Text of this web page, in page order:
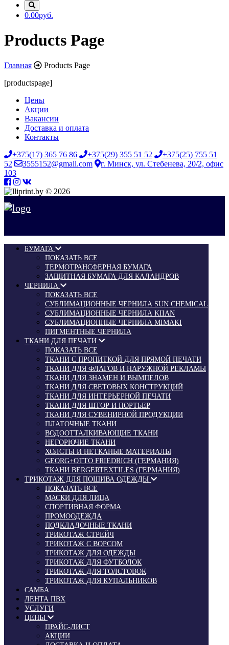
0.00руб.
Products Page
Главная
Products Page
[productspage]
Цены
Акции
Вакансии
Доставка и оплата
Контакты
+375(17) 365 76 86
+375(29) 355 51 52
+375(25) 755 51
52
3555152@gmail.com
г. Минск, ул. Стебенева, 20/2, офис
103
© 2026
БУМАГА
ПОКАЗАТЬ ВСЕ
ТЕРМОТРАНСФЕРНАЯ БУМАГА
ЗАЩИТНАЯ БУМАГА ДЛЯ КАЛАНДРОВ
ЧЕРНИЛА
ПОКАЗАТЬ ВСЕ
СУБЛИМАЦИОННЫЕ ЧЕРНИЛА SUN CHEMICAL
СУБЛИМАЦИОННЫЕ ЧЕРНИЛА KIIAN
СУБЛИМАЦИОННЫЕ ЧЕРНИЛА MIMAKI
ПИГМЕНТНЫЕ ЧЕРНИЛА
ТКАНИ ДЛЯ ПЕЧАТИ
ПОКАЗАТЬ ВСЕ
ТКАНИ С ПРОПИТКОЙ ДЛЯ ПРЯМОЙ ПЕЧАТИ
ТКАНИ ДЛЯ ФЛАГОВ И НАРУЖНОЙ РЕКЛАМЫ
ТКАНИ ДЛЯ ЗНАМЕН И ВЫМПЕЛОВ
ТКАНИ ДЛЯ СВЕТОВЫХ КОНСТРУКЦИЙ
ТКАНИ ДЛЯ ИНТЕРЬЕРНОЙ ПЕЧАТИ
ТКАНИ ДЛЯ ШТОР И ПОРТЬЕР
ТКАНИ ДЛЯ СУВЕНИРНОЙ ПРОДУКЦИИ
ПЛАТОЧНЫЕ ТКАНИ
ВОДООТТАЛКИВАЮЩИЕ ТКАНИ
НЕГОРЮЧИЕ ТКАНИ
ХОЛСТЫ И НЕТКАНЫЕ МАТЕРИАЛЫ
GEORG+OTTO FRIEDRICH (ГЕРМАНИЯ)
ТКАНИ BERGERTEXTILES (ГЕРМАНИЯ)
ТРИКОТАЖ ДЛЯ ПОШИВА ОДЕЖДЫ
ПОКАЗАТЬ ВСЕ
МАСКИ ДЛЯ ЛИЦА
СПОРТИВНАЯ ФОРМА
ПРОМООДЕЖДА
ПОДКЛАДОЧНЫЕ ТКАНИ
ТРИКОТАЖ СТРЕЙЧ
ТРИКОТАЖ С ВОРСОМ
ТРИКОТАЖ ДЛЯ ОДЕЖДЫ
ТРИКОТАЖ ДЛЯ ФУТБОЛОК
ТРИКОТАЖ ДЛЯ ТОЛСТОВОК
ТРИКОТАЖ ДЛЯ КУПАЛЬНИКОВ
САМБА
ЛЕНТА ПВХ
УСЛУГИ
ЦЕНЫ
ПРАЙС-ЛИСТ
АКЦИИ